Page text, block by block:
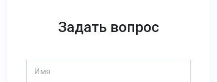
Задать вопрос